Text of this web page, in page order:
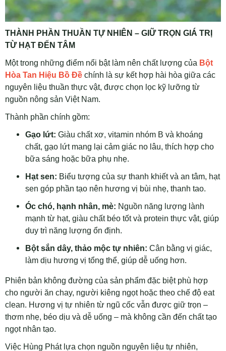
THÀNH PHẦN THUẦN TỰ NHIÊN – GIỮ TRỌN GIÁ TRỊ
TỪ HẠT ĐẾN TÂM
Một trong những điểm nổi bật làm nên chất lượng của Bột
Hòa Tan Hiệu Bồ Đề chính là sự kết hợp hài hòa giữa các
nguyên liệu thuần thực vật, được chọn lọc kỹ lưỡng từ
nguồn nông sản Việt Nam.
Thành phần chính gồm:
Gạo lứt: Giàu chất xơ, vitamin nhóm B và khoáng
chất, gạo lứt mang lại cảm giác no lâu, thích hợp cho
bữa sáng hoặc bữa phụ nhẹ.
Hạt sen: Biểu tượng của sự thanh khiết và an tâm, hạt
sen góp phần tạo nên hương vị bùi nhẹ, thanh tao.
Óc chó, hạnh nhân, mè: Nguồn năng lượng lành
mạnh từ hạt, giàu chất béo tốt và protein thực vật, giúp
duy trì năng lượng ổn định.
Bột sắn dây, thảo mộc tự nhiên: Cân bằng vị giác,
làm dịu hương vị tổng thể, giúp dễ uống hơn.
Phiên bản không đường của sản phẩm đặc biệt phù hợp
cho người ăn chay, người kiêng ngọt hoặc theo chế độ eat
clean. Hương vị tự nhiên từ ngũ cốc vẫn được giữ trọn –
thơm nhẹ, béo dịu và dễ uống – mà không cần đến chất tạo
ngọt nhân tạo.
Việc Hùng Phát lựa chọn nguồn nguyên liệu tự nhiên,